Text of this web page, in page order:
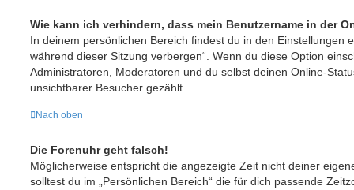
Wie kann ich verhindern, dass mein Benutzername in der
In deinem persönlichen Bereich findest du in den Einstellungen
während dieser Sitzung verbergen“. Wenn du diese Option
Administratoren, Moderatoren und du selbst deinen Online-
unsichtbarer Besucher gezählt.
Nach oben
Die Forenuhr geht falsch!
Möglicherweise entspricht die angezeigte Zeit nicht deiner
solltest du im „Persönlichen Bereich“ die für dich passende